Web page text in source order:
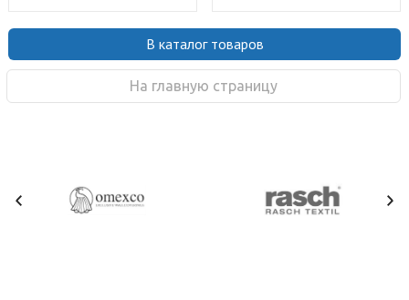
В каталог товаров
На главную страницу